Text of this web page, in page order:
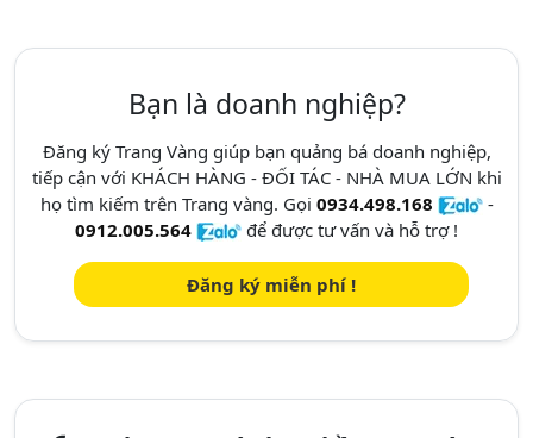
Bạn là doanh nghiệp?
Đăng ký Trang Vàng giúp bạn quảng bá doanh nghiệp,
tiếp cận với KHÁCH HÀNG - ĐỐI TÁC - NHÀ MUA LỚN khi
họ tìm kiếm trên Trang vàng. Gọi 0934.498.168
-
0912.005.564
để được tư vấn và hỗ trợ !
Đăng ký miễn phí !